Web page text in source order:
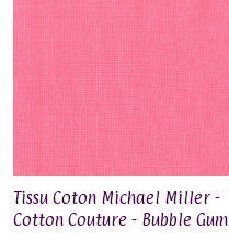
Tissu Coton Michael Miller -
Cotton Couture - Bubble Gum